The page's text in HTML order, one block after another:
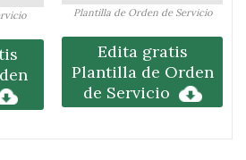
Plantilla de Orden de Servicio
Edita gratis
Plantilla de Orden
de Servicio